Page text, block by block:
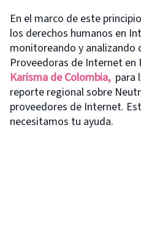
En el marco de este
los derechos humanos en
monitoreando y analizando
Proveedoras de Internet en
Karisma de Colombia, para
reporte regional sobre
proveedores de Internet.
necesitamos tu ayuda.